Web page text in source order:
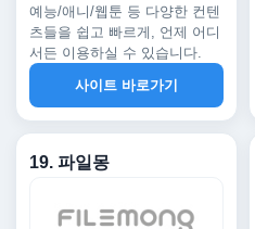
예능/애니/웹툰 등 다양한 컨텐
츠들을 쉽고 빠르게, 언제 어디
서든 이용하실 수 있습니다.
사이트 바로가기
19. 파일몽